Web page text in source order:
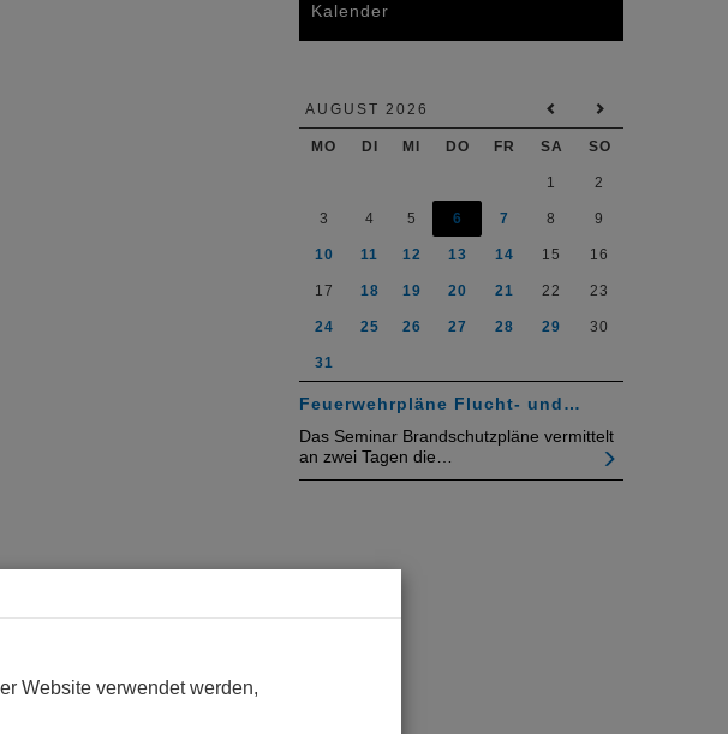
Kalender
AUGUST 2026
MO DI MI DO FR SA SO
1 2
3 4 5 6 7 8 9
10 11 12 13 14 15 16
17 18 19 20 21 22 23
24 25 26 27 28 29 30
31
Feuerwehrpläne Flucht- und…
Das Seminar Brandschutzpläne vermittelt
an zwei Tagen die…
Website verwendet werden,